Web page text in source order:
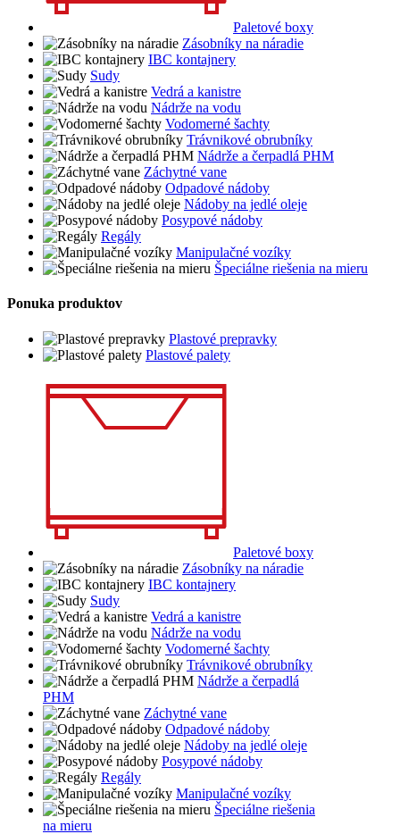
Paletové boxy
Zásobníky na náradie
IBC kontajnery
Sudy
Vedrá a kanistre
Nádrže na vodu
Vodomerné šachty
Trávnikové obrubníky
Nádrže a čerpadlá PHM
Záchytné vane
Odpadové nádoby
Nádoby na jedlé oleje
Posypové nádoby
Regály
Manipulačné vozíky
Špeciálne riešenia na mieru
Ponuka produktov
Plastové prepravky
Plastové palety
Paletové boxy
Zásobníky na náradie
IBC kontajnery
Sudy
Vedrá a kanistre
Nádrže na vodu
Vodomerné šachty
Trávnikové obrubníky
Nádrže a čerpadlá
PHM
Záchytné vane
Odpadové nádoby
Nádoby na jedlé oleje
Posypové nádoby
Regály
Manipulačné vozíky
Špeciálne riešenia
na mieru